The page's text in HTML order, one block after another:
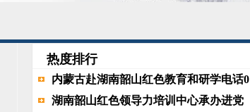
热度排行
内蒙古赴湖南韶山红色教育和研学电话0
湖南韶山红色领导力培训中心承办进党